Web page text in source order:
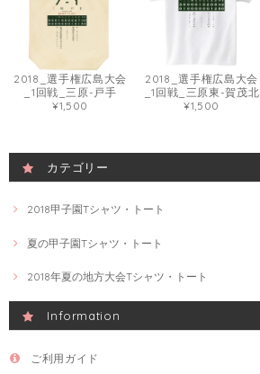
2018_選手権広島大会
_1回戦_三原-戸手
¥1,500
2018_選手権広島大会
_1回戦_三原東-賀茂北
¥1,500
カテゴリー
2018甲子園Tシャツ・トート
夏の甲子園Tシャツ・トート
2018年夏の地方大会Tシャツ・トート
Information
ご利用ガイド